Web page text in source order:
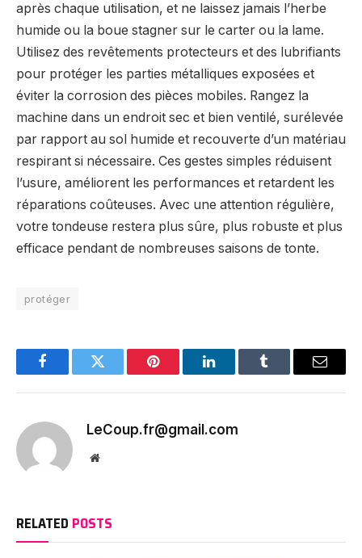
après chaque utilisation, et ne laissez jamais l’herbe
humide ou la boue stagner sur le carter ou la lame.
Utilisez des revêtements protecteurs et des lubrifiants
pour protéger les parties métalliques exposées et
éviter la corrosion des pièces mobiles. Rangez la
machine dans un endroit sec et bien ventilé, surélevée
par rapport au sol humide et recouverte d’un matériau
respirant si nécessaire. Ces gestes simples réduisent
l’usure, améliorent les performances et retardent les
réparations coûteuses. Avec une attention régulière,
votre tondeuse restera plus sûre, plus robuste et plus
efficace pendant de nombreuses saisons de tonte.
protéger
FacebookTwitter Pinterest LinkedInTumblr Email
LeCoup.fr@gmail.com
Website
RELATED POSTS